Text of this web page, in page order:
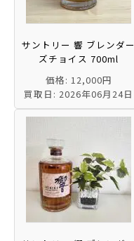
サントリー 響 ブレンダー
ズチョイス 700ml
価格: 12,000円
買取日: 2026年06月24日